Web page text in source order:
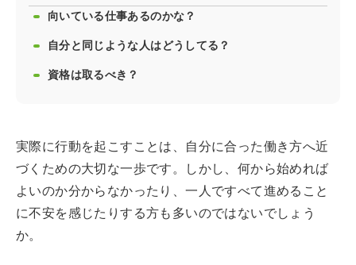
向いている仕事あるのかな？
自分と同じような人はどうしてる？
資格は取るべき？
実際に行動を起こすことは、自分に合った働き方へ近
づくための大切な一歩です。しかし、何から始めれば
よいのか分からなかったり、一人ですべて進めること
に不安を感じたりする方も多いのではないでしょう
か。